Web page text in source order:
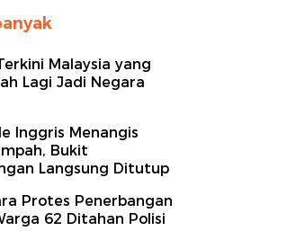
Malaysia yang
Lagi Jadi Negara
Inggris Menangis
Bukit
Langsung Ditutup
Protes Penerbangan
62 Ditahan Polisi